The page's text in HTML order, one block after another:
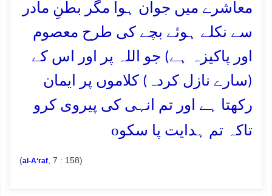
معاشرے میں جوان ہوا مگر بطنِ مادر
سے نکلے ہوئے بچے کی طرح معصوم
اور پاکیزہ ہے) جو اللہ پر اور اس کے
(سارے نازل کردہ) کلاموں پر ایمان
رکھتا ہے اور تم انہی کی پیروی کرو
تاکہ تم ہدایت پا سکوo
(al-A‘raf , 7 : 158)